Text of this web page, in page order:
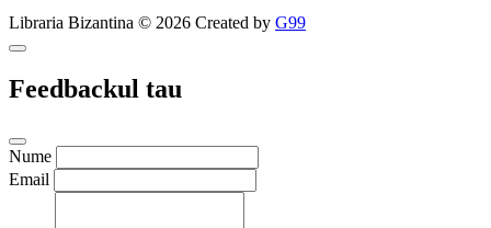
Libraria Bizantina © 2026 Created by G99
Feedbackul tau
Nume
Email